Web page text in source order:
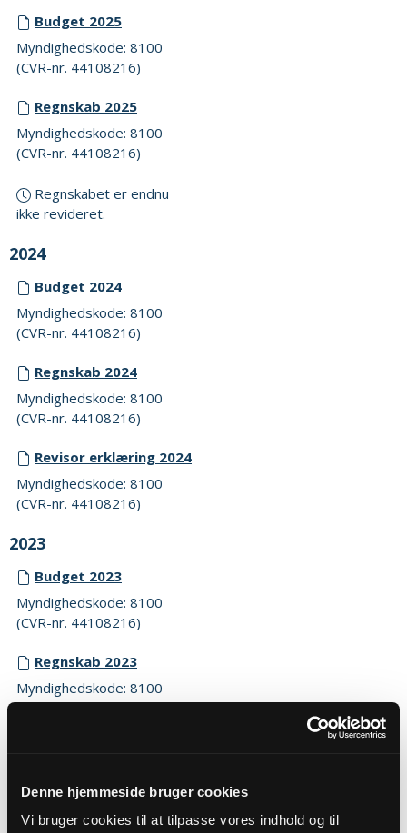
Denne hjemmeside bruger cookies
Vi bruger cookies til at tilpasse vores indhold og til
Budget 2025
Myndighedskode: 8100
(CVR-nr. 44108216)
Regnskab 2025
Myndighedskode: 8100
(CVR-nr. 44108216)
Regnskabet er endnu
ikke revideret.
2024
Budget 2024
Myndighedskode: 8100
(CVR-nr. 44108216)
Regnskab 2024
Myndighedskode: 8100
(CVR-nr. 44108216)
Revisor erklæring 2024
Myndighedskode: 8100
(CVR-nr. 44108216)
2023
Budget 2023
Myndighedskode: 8100
(CVR-nr. 44108216)
Regnskab 2023
Myndighedskode: 8100
(CVR-nr. 44108216)
(CVR-nr. 44108216)